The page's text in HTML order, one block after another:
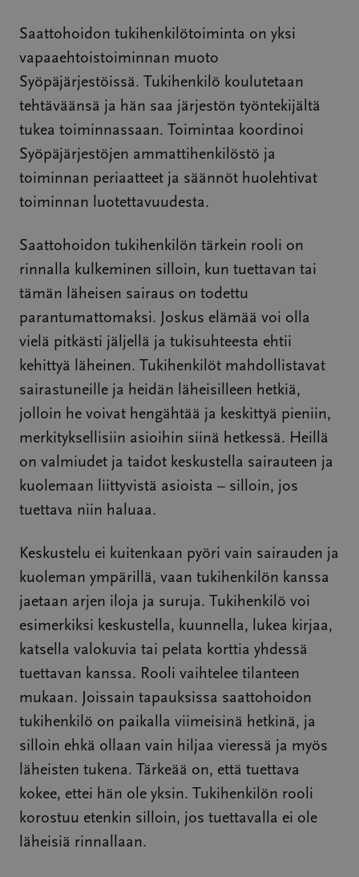
Saattohoidon tukihenkilötoiminta on yksi
vapaaehtoistoiminnan muoto
Syöpäjärjestöissä. Tukihenkilö koulutetaan
tehtäväänsä ja hän saa järjestön työntekijältä
tukea toiminnassaan. Toimintaa koordinoi
Syöpäjärjestöjen ammattihenkilöstö ja
toiminnan periaatteet ja säännöt huolehtivat
toiminnan luotettavuudesta.
Saattohoidon tukihenkilön tärkein rooli on
rinnalla kulkeminen silloin, kun tuettavan tai
tämän läheisen sairaus on todettu
parantumattomaksi. Joskus elämää voi olla
vielä pitkästi jäljellä ja tukisuhteesta ehtii
kehittyä läheinen. Tukihenkilöt mahdollistavat
sairastuneille ja heidän läheisilleen hetkiä,
jolloin he voivat hengähtää ja keskittyä pieniin,
merkityksellisiin asioihin siinä hetkessä. Heillä
on valmiudet ja taidot keskustella sairauteen ja
kuolemaan liittyvistä asioista – silloin, jos
tuettava niin haluaa.
Keskustelu ei kuitenkaan pyöri vain sairauden ja
kuoleman ympärillä, vaan tukihenkilön kanssa
jaetaan arjen iloja ja suruja. Tukihenkilö voi
esimerkiksi keskustella, kuunnella, lukea kirjaa,
katsella valokuvia tai pelata korttia yhdessä
tuettavan kanssa. Rooli vaihtelee tilanteen
mukaan. Joissain tapauksissa saattohoidon
tukihenkilö on paikalla viimeisinä hetkinä, ja
silloin ehkä ollaan vain hiljaa vieressä ja myös
läheisten tukena. Tärkeää on, että tuettava
kokee, ettei hän ole yksin. Tukihenkilön rooli
korostuu etenkin silloin, jos tuettavalla ei ole
läheisiä rinnallaan.